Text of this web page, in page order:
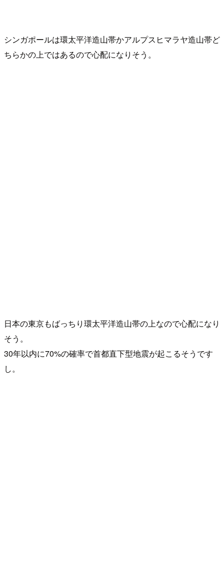
シンガポールは環太平洋造山帯かアルプスヒマラヤ造山帯ど
ちらかの上ではあるので心配になりそう。
日本の東京もばっちり環太平洋造山帯の上なので心配になり
そう。
30年以内に70%の確率で首都直下型地震が起こるそうです
し。